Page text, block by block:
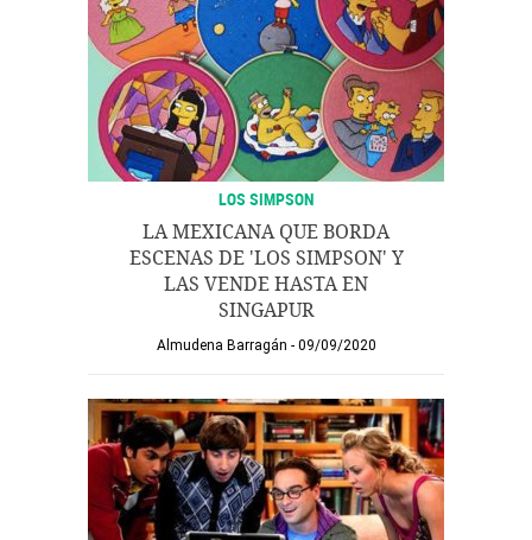
LOS SIMPSON
LA MEXICANA QUE BORDA
ESCENAS DE 'LOS SIMPSON' Y
LAS VENDE HASTA EN
SINGAPUR
Almudena Barragán 09/09/2020